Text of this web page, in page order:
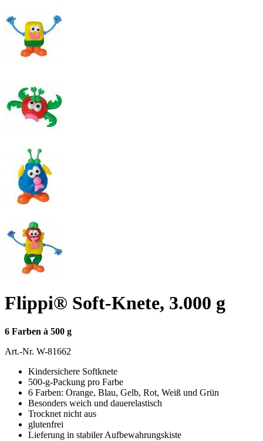
Flippi® Soft-Knete, 3.000 g
6 Farben à 500 g
Art.-Nr. W-81662
Kindersichere Softknete
500-g-Packung pro Farbe
6 Farben: Orange, Blau, Gelb, Rot, Weiß und Grün
Besonders weich und dauerelastisch
Trocknet nicht aus
glutenfrei
Lieferung in stabiler Aufbewahrungskiste